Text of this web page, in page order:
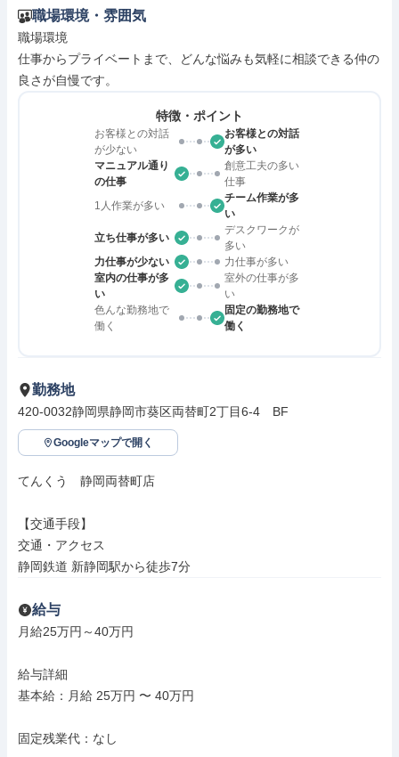
職場環境・雰囲気
職場環境
仕事からプライベートまで、どんな悩みも気軽に相談できる仲の
良さが自慢です。
特徴・ポイント
お客様との対話
が少ない
お客様との対話
が多い
マニュアル通り
の仕事
創意工夫の多い
仕事
1人作業が多い
チーム作業が多
い
立ち仕事が多い
デスクワークが
多い
力仕事が少ない
力仕事が多い
室内の仕事が多
い
室外の仕事が多
い
色んな勤務地で
働く
固定の勤務地で
働く
勤務地
420-0032静岡県静岡市葵区両替町2丁目6-4　BF
Googleマップで開く
てんくう　静岡両替町店
【交通手段】
交通・アクセス
静岡鉄道 新静岡駅から徒歩7分
給与
月給25万円～40万円
給与詳細
基本給：月給 25万円 〜 40万円
固定残業代：なし